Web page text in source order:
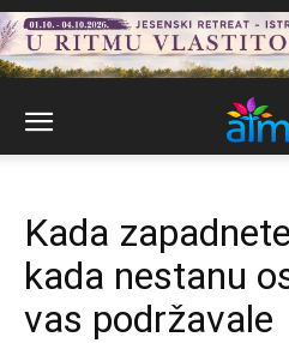
Kada
kada nestanu
vas podržavale